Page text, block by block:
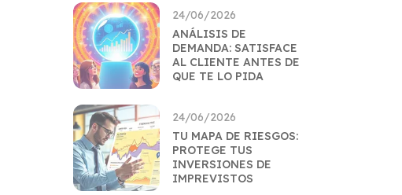
24/06/2026
ANÁLISIS DE
DEMANDA: SATISFACE
AL CLIENTE ANTES DE
QUE TE LO PIDA
24/06/2026
TU MAPA DE RIESGOS:
PROTEGE TUS
INVERSIONES DE
IMPREVISTOS